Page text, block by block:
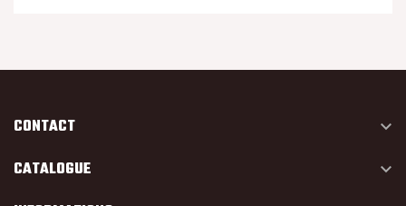
CONTACT 
CATALOGUE 